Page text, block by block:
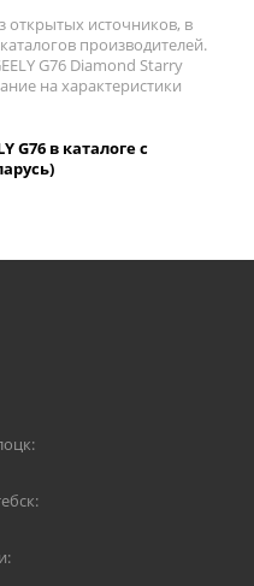
открытых источников, в
производителей.
G76 Diamond Starry
на характеристики
G76 в каталоге с